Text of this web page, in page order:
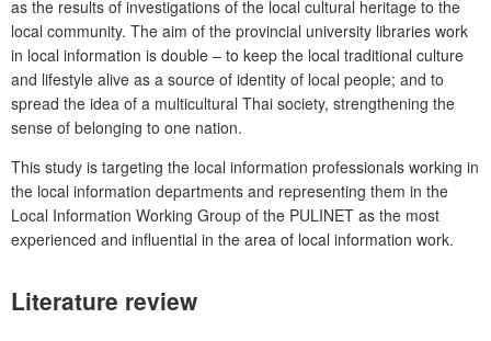
as the results of investigations of the local cultural heritage to the
local community. The aim of the provincial university libraries work
in local information is double – to keep the local traditional culture
and lifestyle alive as a source of identity of local people; and to
spread the idea of a multicultural Thai society, strengthening the
sense of belonging to one nation.
This study is targeting the local information professionals working in
the local information departments and representing them in the
Local Information Working Group of the PULINET as the most
experienced and influential in the area of local information work.
Literature review